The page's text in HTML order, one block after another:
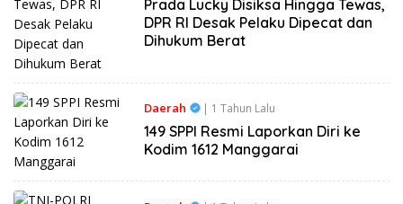
Prada Lucky Disiksa Hingga Tewas,
DPR RI Desak Pelaku Dipecat dan
Dihukum Berat
Daerah | 1 Tahun Lalu
149 SPPI Resmi Laporkan Diri ke
Kodim 1612 Manggarai